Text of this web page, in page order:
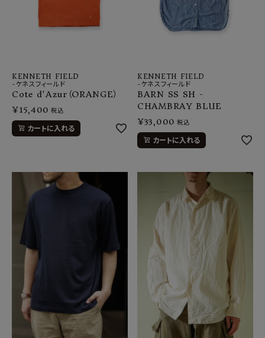
KENNETH FIELD
-ケネスフィールド
Cote d'Azur（ORANGE）
¥15,400 税込
カートに入れる
KENNETH FIELD
-ケネスフィールド
BARN SS SH -
CHAMBRAY BLUE
¥33,000 税込
カートに入れる